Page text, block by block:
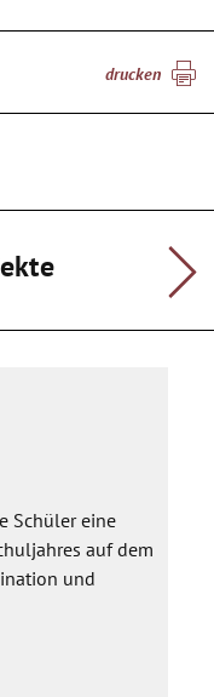
drucken
Schüler eine
auf dem
und